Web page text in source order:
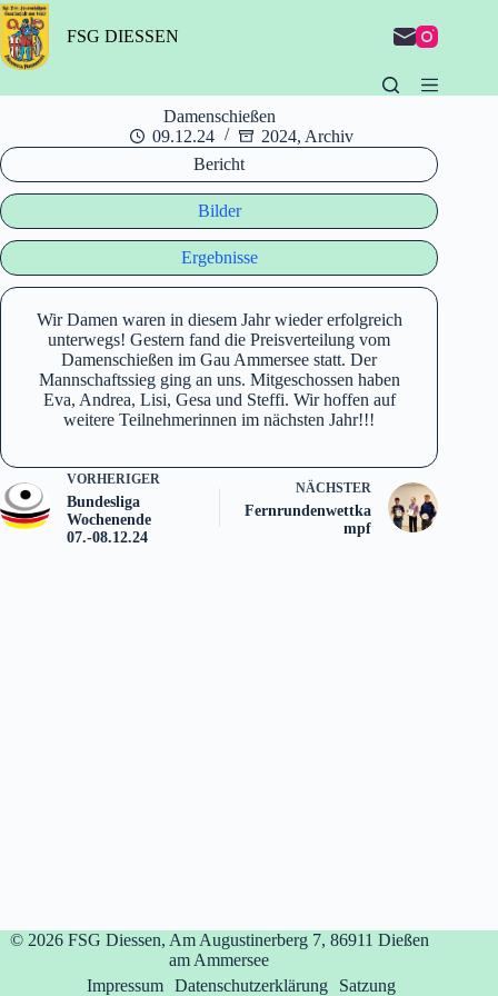
Zum
Inhalt
springen
FSG DIESSEN
Damenschießen
09.12.24
2024, Archiv
Bericht
Bilder
Ergebnisse
Wir Damen waren in diesem Jahr wieder erfolgreich
unterwegs! Gestern fand die Preisverteilung vom
Damenschießen im Gau Ammersee statt. Der
Mannschaftssieg ging an uns. Mitgeschossen haben
Eva, Andrea, Lisi, Gesa und Steffi. Wir hoffen auf
weitere Teilnehmerinnen im nächsten Jahr!!!
VORHERIGER
Bundesliga
Wochenende
07.-08.12.24
NÄCHSTER
Fernrundenwettka
mpf
© 2026 FSG Diessen, Am Augustinerberg 7, 86911 Dießen
am Ammersee
Impressum Datenschutzerklärung Satzung